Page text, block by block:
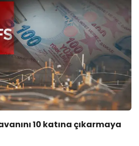
10 katına çıkarmaya